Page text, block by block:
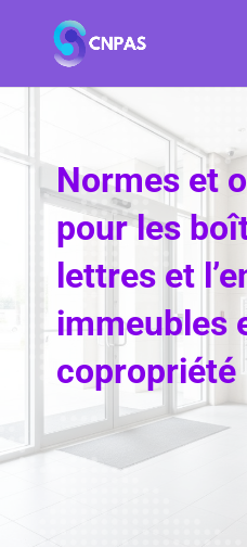
Normes et
pour les
lettres et
immeubles
copropriété